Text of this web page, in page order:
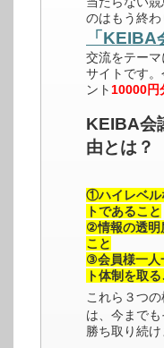
のはもう終わ
「KEIBA
交流をテー
サイトです。
ント10000円
KEIBA会
由とは？
①ハイレベル
トであること
②情報の透明
こと
③会員様一人
ト体制を取る
これら３つの
は、今まで
勝ち取り続け